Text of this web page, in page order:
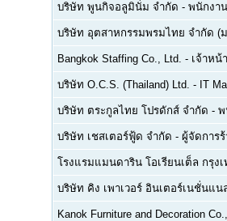
บริษัท พูนกิจอลูมินั่ม จำกัด - พนักงา
บริษัท อุตสาหกรรมพรมไทย จำกัด (
Bangkok Staffing Co., Ltd. - เจ้าหน้
บริษัท O.C.S. (Thailand) Ltd. - IT
บริษัท ตระกูลไทย โปรดักส์ จำกัด - พ
บริษัท เชสเตอร์ฟู้ด จำกัด - ผู้จัดการ
โรงแรมแมนดาริน โอเรียนเต็ล กรุง
บริษัท คิง เพาเวอร์ อินเตอร์เนชั่นแน
Kanok Furniture and Decoration